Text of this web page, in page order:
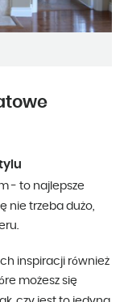
- to najlepsze
nie trzeba dużo,
inspiracji również
możesz się